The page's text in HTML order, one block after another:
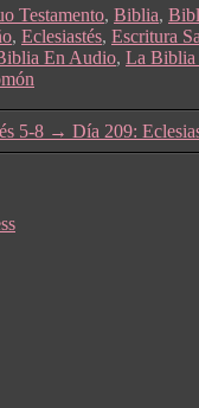
Testamento, Biblia,
, Eclesiastés, Escritura
En Audio, La
5-8 → Día 209: